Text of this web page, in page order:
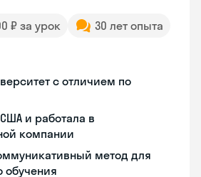
₽ за урок
30 лет опыта
с отличием по
и работала в
компании
метод для
обучения